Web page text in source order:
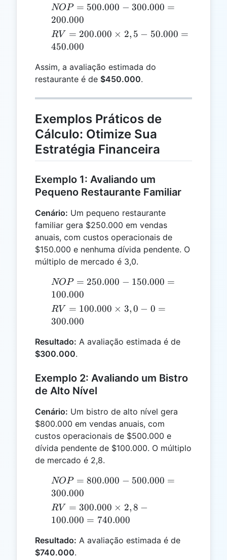
NOP =
500.000
-
300.000
=
200.000
NOP = 500.000 − 300.000 =
200.000
RV =
200.000
2,5 -
50.000
RV = 200.000 × 2, 5 − 50.000 =
450.000
Assim, a avaliação estimada do
restaurante é de $450.000.
Exemplos Práticos de
Cálculo: Otimize Sua
Estratégia Financeira
Exemplo 1: Avaliando um
Pequeno Restaurante Familiar
Cenário: Um pequeno restaurante
familiar gera $250.000 em vendas
anuais, com custos operacionais de
$150.000 e nenhuma dívida pendente. O
múltiplo de mercado é 3,0.
NOP =
250.000
-
150.000
=
100.000
NOP = 250.000 − 150.000 =
100.000
RV =
100.000
3,0 - 0
=
RV = 100.000 × 3,0 − 0 =
300.000
Resultado: A avaliação estimada é de
$300.000.
Exemplo 2: Avaliando um Bistro
de Alto Nível
Cenário: Um bistro de alto nível gera
$800.000 em vendas anuais, com
custos operacionais de $500.000 e
dívida pendente de $100.000. O múltiplo
de mercado é 2,8.
NOP =
800.000
-
500.000
=
300.000
NOP = 800.000 − 500.000 =
300.000
RV =
300.000
2,8 -
100.000
RV = 300.000 × 2,8 −
100.000 = 740.000
Resultado: A avaliação estimada é de
$740.000.